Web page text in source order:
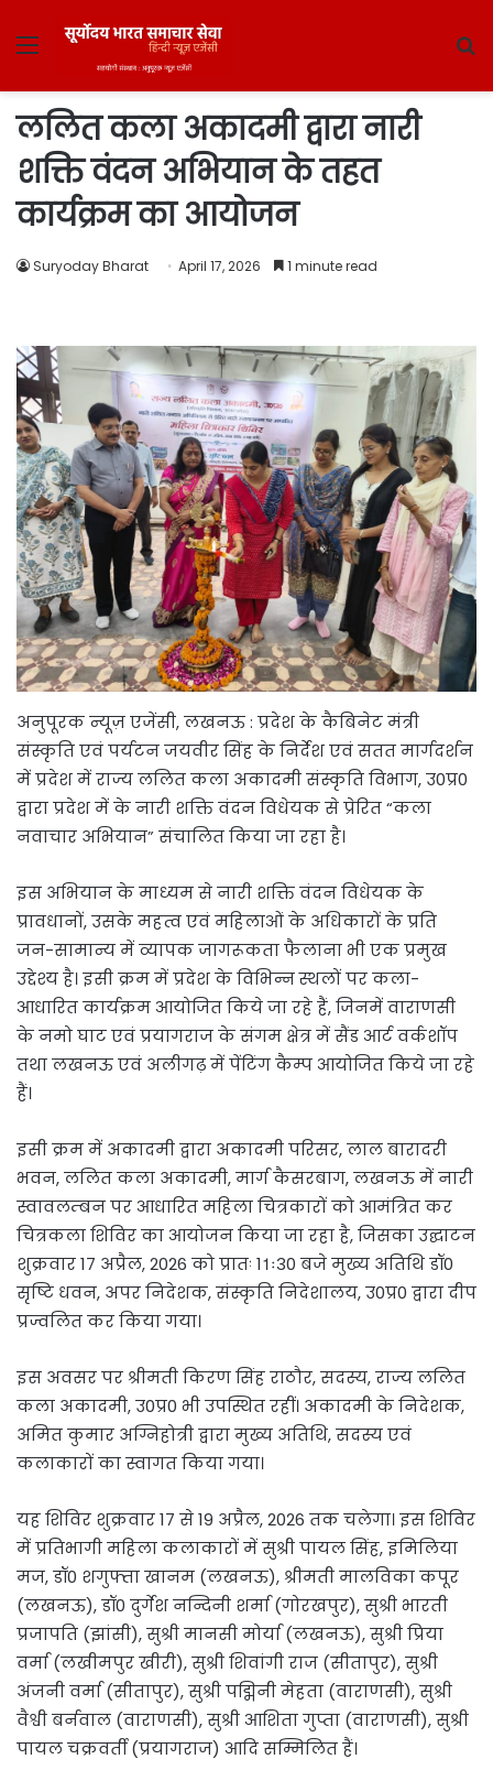
Menu
ललित कला अकादमी द्वारा नारी
शक्ति वंदन अभियान के तहत
कार्यक्रम का आयोजन
Suryoday Bharat April 17, 2026 1 minute read
अनुपूरक न्यूज़ एजेंसी, लखनऊ : प्रदेश के कैबिनेट मंत्री
संस्कृति एवं पर्यटन जयवीर सिंह के निर्देश एवं सतत मार्गदर्शन
में प्रदेश में राज्य ललित कला अकादमी संस्कृति विभाग, उ0प्र0
द्वारा प्रदेश में के नारी शक्ति वंदन विधेयक से प्रेरित “कला
नवाचार अभियान” संचालित किया जा रहा है।
इस अभियान के माध्यम से नारी शक्ति वंदन विधेयक के
प्रावधानों, उसके महत्व एवं महिलाओं के अधिकारों के प्रति
जन-सामान्य में व्यापक जागरूकता फैलाना भी एक प्रमुख
उद्देश्य है। इसी क्रम में प्रदेश के विभिन्न स्थलों पर कला-
आधारित कार्यक्रम आयोजित किये जा रहे हैं, जिनमें वाराणसी
के नमो घाट एवं प्रयागराज के संगम क्षेत्र में सैंड आर्ट वर्कशॉप
तथा लखनऊ एवं अलीगढ़ में पेंटिंग कैम्प आयोजित किये जा रहे
हैं।
इसी क्रम में अकादमी द्वारा अकादमी परिसर, लाल बारादरी
भवन, ललित कला अकादमी, मार्ग कैसरबाग, लखनऊ में नारी
स्वावलम्बन पर आधारित महिला चित्रकारों को आमंत्रित कर
चित्रकला शिविर का आयोजन किया जा रहा है, जिसका उद्घाटन
शुक्रवार 17 अप्रैल, 2026 को प्रातः 11ः30 बजे मुख्य अतिथि डॉ0
सृष्टि धवन, अपर निदेशक, संस्कृति निदेशालय, उ0प्र0 द्वारा दीप
प्रज्वलित कर किया गया।
इस अवसर पर श्रीमती किरण सिंह राठौर, सदस्य, राज्य ललित
कला अकादमी, उ0प्र0 भी उपस्थित रहीं। अकादमी के निदेशक,
अमित कुमार अग्निहोत्री द्वारा मुख्य अतिथि, सदस्य एवं
कलाकारों का स्वागत किया गया।
यह शिविर शुक्रवार 17 से 19 अप्रैल, 2026 तक चलेगा। इस शिविर
में प्रतिभागी महिला कलाकारों में सुश्री पायल सिंह, इमिलिया
मज, डॉ0 शगुफ्ता खानम (लखनऊ), श्रीमती मालविका कपूर
(लखनऊ), डॉ0 दुर्गेश नन्दिनी शर्मा (गोरखपुर), सुश्री भारती
प्रजापति (झांसी), सुश्री मानसी मोर्या (लखनऊ), सुश्री प्रिया
वर्मा (लखीमपुर खीरी), सुश्री शिवांगी राज (सीतापुर), सुश्री
अंजनी वर्मा (सीतापुर), सुश्री पद्मिनी मेहता (वाराणसी), सुश्री
वैश्वी बर्नवाल (वाराणसी), सुश्री आशिता गुप्ता (वाराणसी), सुश्री
पायल चक्रवर्ती (प्रयागराज) आदि सम्मिलित हैं।